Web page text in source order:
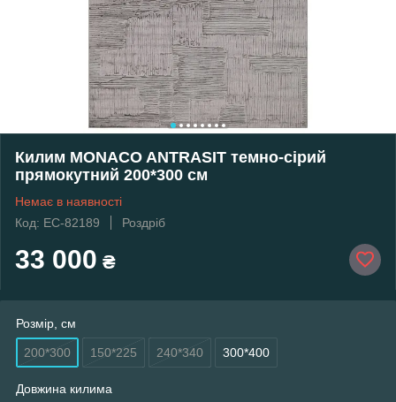
Килим MONACO ANTRASIT темно-сірий
прямокутний 200*300 см
Немає в наявності
Код: EC-82189
Роздріб
33 000 ₴
Розмір, см
200*300 150*225 240*340 300*400
Довжина килима